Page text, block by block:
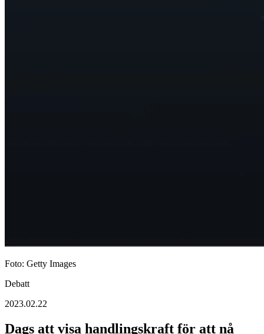
Foto: Getty Images
Debatt
2023.02.22
Dags att visa handlingskraft för att nå